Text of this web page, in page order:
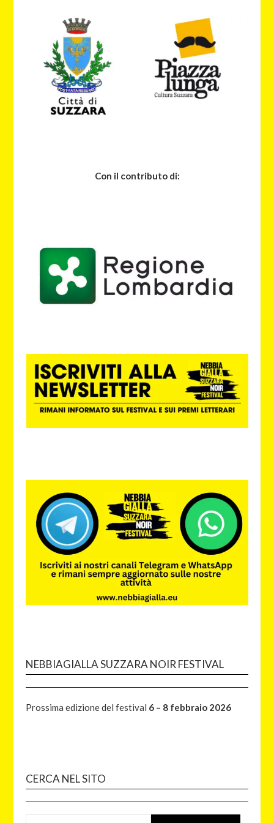
Con il contributo di:
NEBBIAGIALLA SUZZARA NOIR FESTIVAL
Prossima edizione del festival 6 – 8 febbraio 2026
CERCA NEL SITO